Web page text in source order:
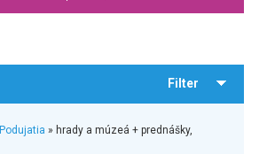
Filter
Podujatia » hrady a múzeá + prednášky,